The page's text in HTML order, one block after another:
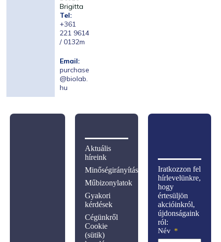
Brigitta
Tel:
+361
221 9614
/ 0132m
Email:
purchase
@biolab.
hu
Iratkozzon fel
hírlevelünkre,
hogy
értesüljön
akcióinkról,
újdonságaink
ról:
Név
Aktuális
híreink
Minőségirányítás
Műbizonylatok
Gyakori
kérdések
Cégünkről
Cookie
(sütik)